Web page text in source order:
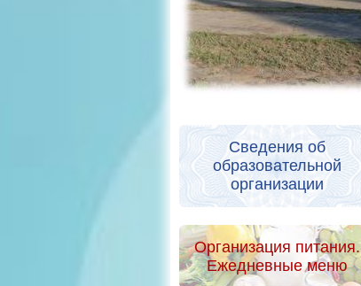
Сведения об
образовательной
организации
Организация питания.
Ежедневные меню